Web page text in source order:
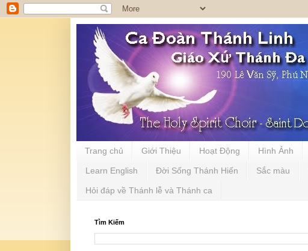
Trang chủ Giới Thiệu Hoạt Động Hình Ảnh
Learn English Đời Sống Thánh Hiến Sắc màu
Hỏi đáp về Thánh lễ và Thánh ca
Tìm Kiếm